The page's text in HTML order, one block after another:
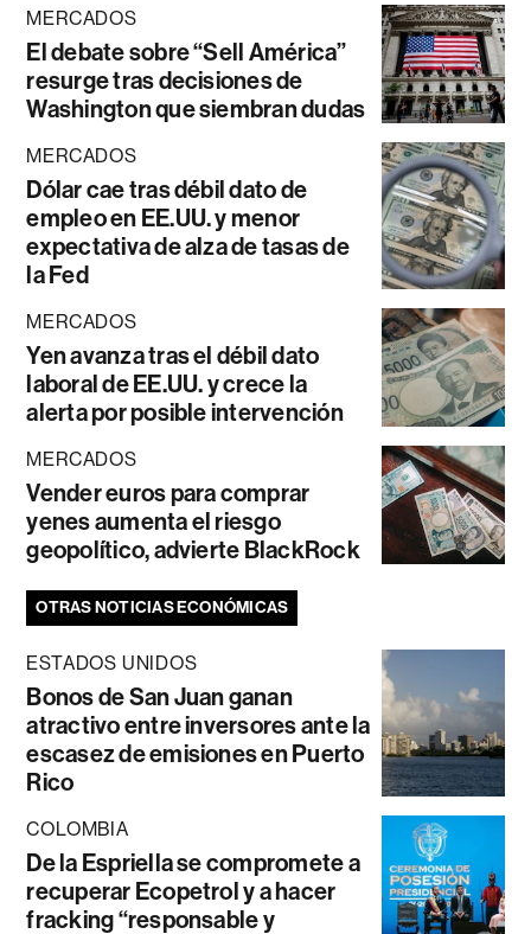
MERCADOS
El debate sobre “Sell América”
resurge tras decisiones de
Washington que siembran dudas
MERCADOS
Dólar cae tras débil dato de
empleo en EE.UU. y menor
expectativa de alza de tasas de
la Fed
MERCADOS
Yen avanza tras el débil dato
laboral de EE.UU. y crece la
alerta por posible intervención
MERCADOS
Vender euros para comprar
yenes aumenta el riesgo
geopolítico, advierte BlackRock
OTRAS NOTICIAS ECONÓMICAS
ESTADOS UNIDOS
Bonos de San Juan ganan
atractivo entre inversores ante la
escasez de emisiones en Puerto
Rico
COLOMBIA
De la Espriella se compromete a
recuperar Ecopetrol y a hacer
fracking “responsable y